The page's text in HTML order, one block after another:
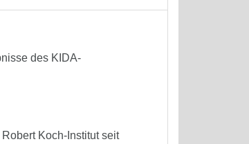
des KIDA-
Koch-Institut seit